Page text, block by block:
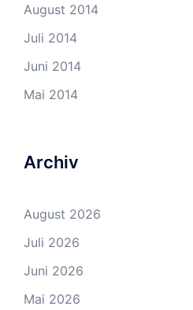
August 2014
Juli 2014
Juni 2014
Mai 2014
Archiv
August 2026
Juli 2026
Juni 2026
Mai 2026